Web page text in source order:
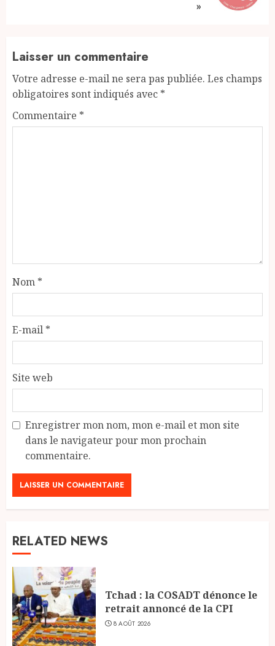
»
Laisser un commentaire
Votre adresse e-mail ne sera pas publiée. Les champs
obligatoires sont indiqués avec *
Commentaire *
Nom *
E-mail *
Site web
Enregistrer mon nom, mon e-mail et mon site
dans le navigateur pour mon prochain
commentaire.
RELATED NEWS
Tchad : la COSADT dénonce le
retrait annoncé de la CPI
8 AOÛT 2026